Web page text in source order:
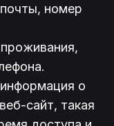
номер
сайт, такая